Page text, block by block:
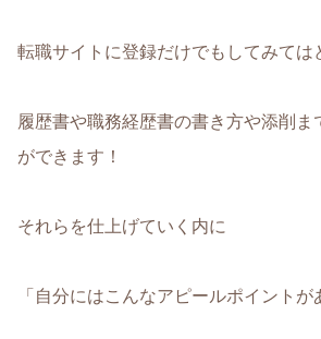
転職サイトに登録だけでもしてみては
履歴書や職務経歴書の書き方や添削ま
ができます！
それらを仕上げていく内に
「自分にはこんなアピールポイントが